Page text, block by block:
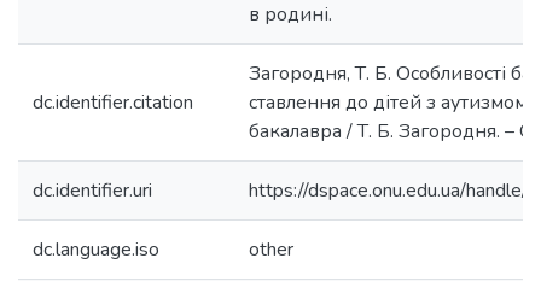
в родині.
dc.identifier.citation
Загородня, Т. Б. Особливості
ставлення до дітей з аутизмом
бакалавра / Т. Б. Загородня. –
dc.identifier.uri https://dspace.onu.edu.ua/
dc.language.iso other